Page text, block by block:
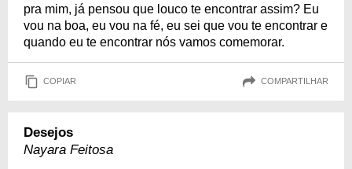
pra mim, já pensou que louco te encontrar assim? Eu
vou na boa, eu vou na fé, eu sei que vou te encontrar e
quando eu te encontrar nós vamos comemorar.
COPIAR COMPARTILHAR
Desejos
Nayara Feitosa